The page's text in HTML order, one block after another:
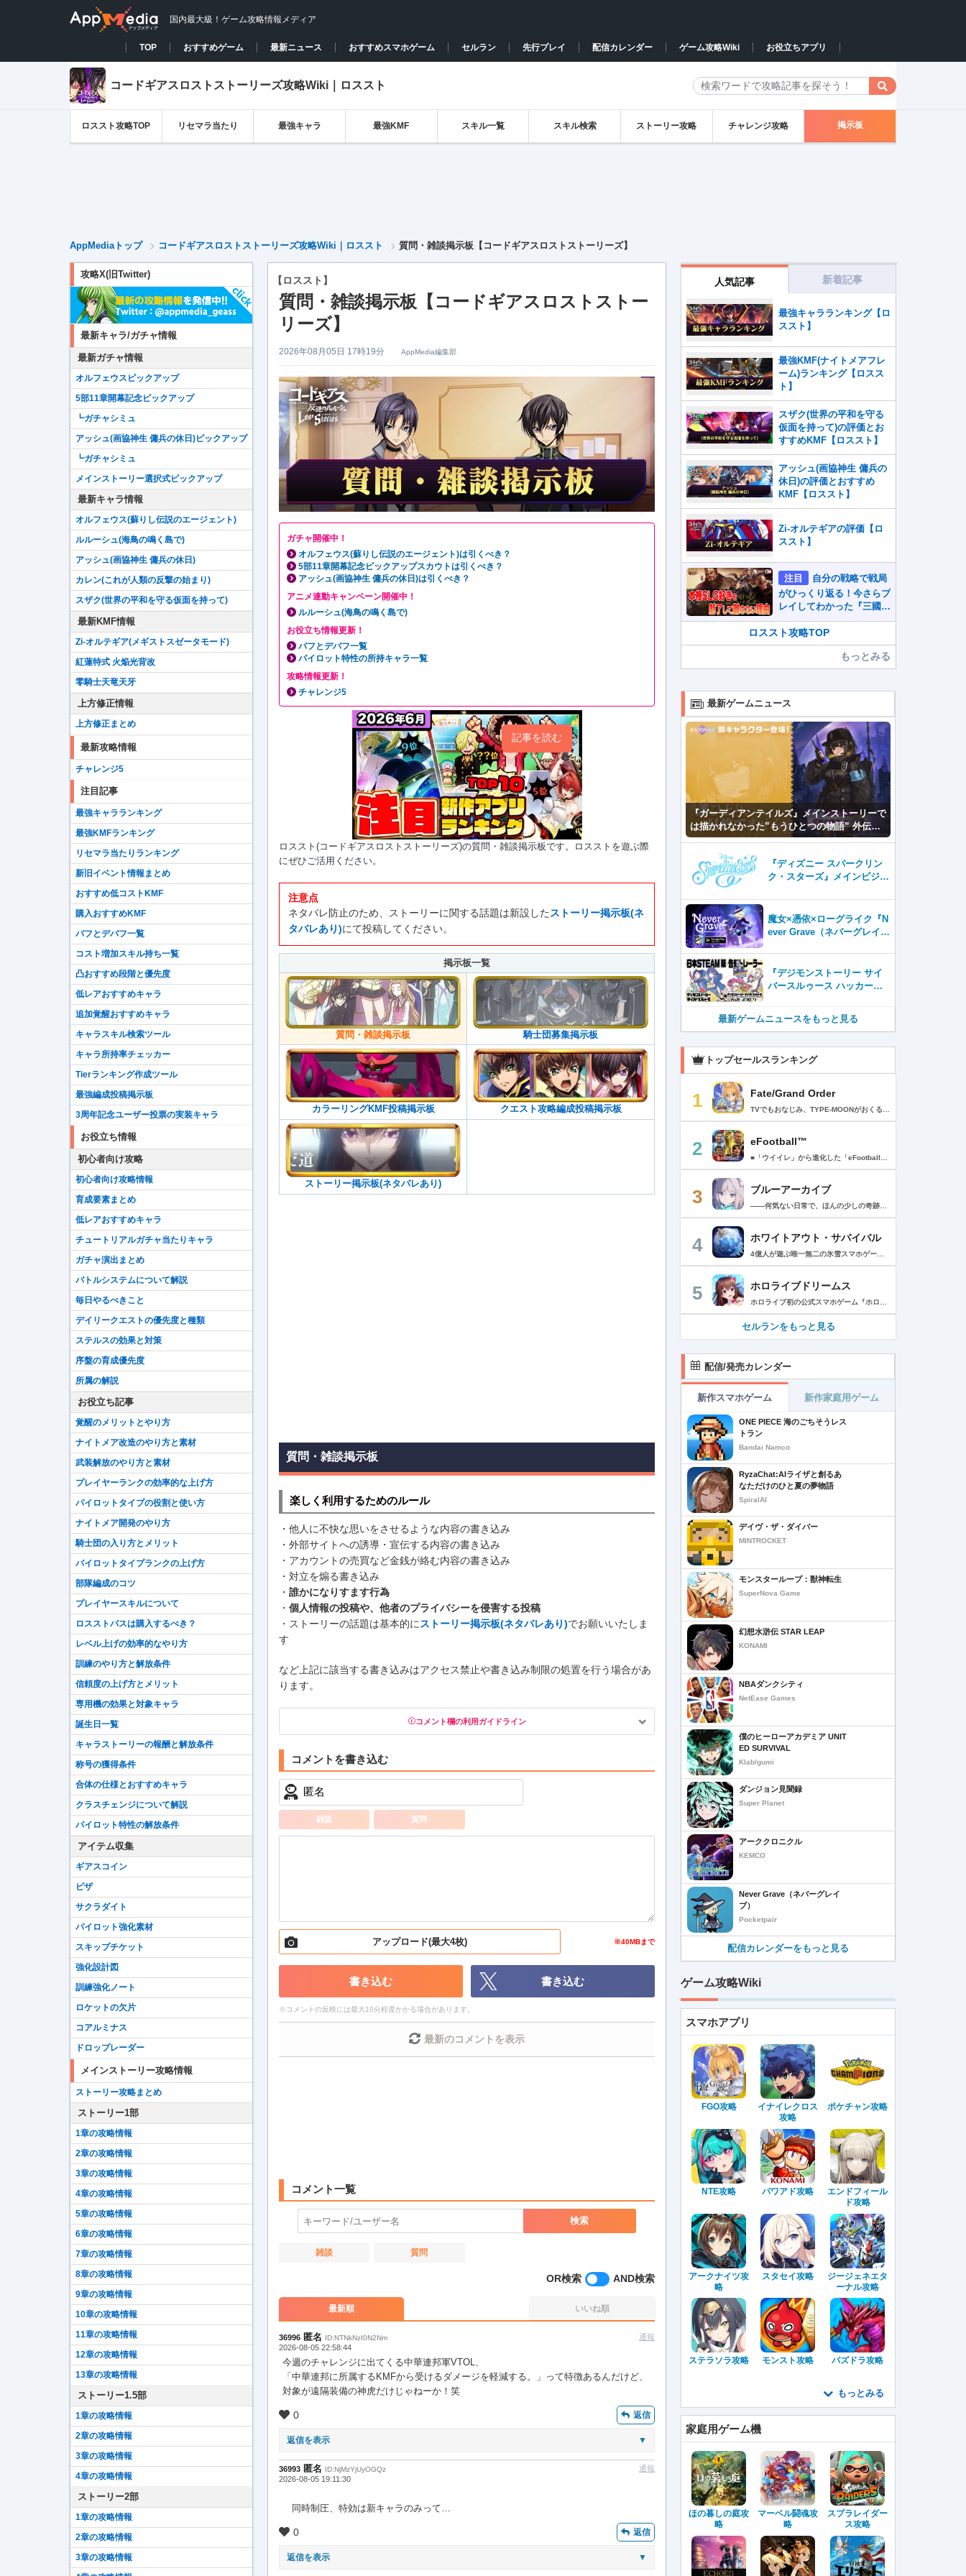
国内最大級！ゲーム攻略情報メディア
TOP おすすめゲーム 最新ニュース おすすめスマホゲーム セルラン 先行プレイ 配信カレンダー ゲーム攻略Wiki お役立ちアプリ
コードギアスロストストーリーズ攻略Wiki｜ロススト
ロススト攻略TOP リセマラ当たり 最強キャラ 最強KMF スキル一覧 スキル検索 ストーリー攻略 チャレンジ攻略 掲示板
AppMediaトップ コードギアスロストストーリーズ攻略Wiki｜ロススト 質問・雑談掲示板【コードギアスロストストーリーズ】
【ロススト】
質問・雑談掲示板【コードギアスロストストー
リーズ】
2026年08月05日 17時19分 AppMedia編集部
ガチャ開催中！
オルフェウス(蘇りし伝説のエージェント)は引くべき？
5部11章開幕記念ピックアップスカウトは引くべき？
アッシュ(画協神生 傭兵の休日)は引くべき？
アニメ連動キャンペーン開催中！
ルルーシュ(海鳥の鳴く島で)
お役立ち情報更新！
バフとデバフ一覧
パイロット特性の所持キャラ一覧
攻略情報更新！
チャレンジ5
記事を読む
ロススト(コードギアスロストストーリーズ)の質問・雑談掲示板です。ロスストを遊ぶ際
にぜひご活用ください。
注意点
ネタバレ防止のため、ストーリーに関する話題は新設した ストーリー掲示板(ネ
タバレあり)にて投稿してください。
掲示板一覧
質問・雑談掲示板 騎士団募集掲示板
カラーリングKMF投稿掲示板 クエスト攻略編成投稿掲示板
ストーリー掲示板(ネタバレあり)
質問・雑談掲示板
楽しく利用するためのルール
・他人に不快な思いをさせるような内容の書き込み
・外部サイトへの誘導・宣伝する内容の書き込み
・アカウントの売買など金銭が絡む内容の書き込み
・対立を煽る書き込み
・ 誰かになりすます行為
・ 個人情報の投稿や、他者のプライバシーを侵害する投稿
・ストーリーの話題は基本的に ストーリー掲示板(ネタバレあり)でお願いいたしま
す
など上記に該当する書き込みはアクセス禁止や書き込み制限の処置を行う場合があ
ります。
コメント欄の利用ガイドライン
以下の書き込みを禁止とし、場合によってはコメント削除や書き込み制限を行う可能
性がございます。 あらかじめご了承ください。
・公序良俗に反する投稿
・スパムなど、記事内容と関係のない投稿
・誰かになりすます行為
・その他、管理者が不適切と判断した投稿
しょうか。
コメントの削除を申請する
雑談 質問
アップロード(最大4枚) ※40MBまで
書き込む 書き込む
※コメントの反映には最大10分程度かかる場合があります。
最新のコメントを表示
検索
雑談 質問
最新順 いいね順
36996 匿名 ID:NTNkNzI0N2Nm
2026-08-05 22:58:44
通報
今週のチャレンジに出てくる中華連邦軍VTOL、
「中華連邦に所属するKMFから受けるダメージを軽減する。」って特徴あるんだけど、
対象が遠隔装備の神虎だけじゃねーか！笑
0 返信
返信を表示 ▼
36993 匿名 ID:NjMzYjUyOGQz
2026-08-05 19:11:30
通報
同時制圧、特効は新キャラのみって…
0 返信
返信を表示 ▼
攻略X(旧Twitter)
最新キャラ/ガチャ情報
最新ガチャ情報
オルフェウスピックアップ
5部11章開幕記念ピックアップ
┗ガチャシミュ
アッシュ(画協神生 傭兵の休日)ピックアップ
┗ガチャシミュ
メインストーリー選択式ピックアップ
最新キャラ情報
オルフェウス(蘇りし伝説のエージェント)
ルルーシュ(海鳥の鳴く島で)
アッシュ(画協神生 傭兵の休日)
カレン(これが人類の反撃の始まり)
スザク(世界の平和を守る仮面を持って)
最新KMF情報
Zi-オルテギア(メギストスゼータモード)
紅蓮特式 火焔光背改
零騎士天竜天牙
上方修正情報
上方修正まとめ
最新攻略情報
チャレンジ5
注目記事
最強キャラランキング
最強KMFランキング
リセマラ当たりランキング
新旧イベント情報まとめ
おすすめ低コストKMF
購入おすすめKMF
バフとデバフ一覧
コスト増加スキル持ち一覧
凸おすすめ段階と優先度
低レアおすすめキャラ
追加覚醒おすすめキャラ
キャラスキル検索ツール
キャラ所持率チェッカー
Tierランキング作成ツール
最強編成投稿掲示板
3周年記念ユーザー投票の実装キャラ
お役立ち情報
初心者向け攻略
初心者向け攻略情報
育成要素まとめ
低レアおすすめキャラ
チュートリアルガチャ当たりキャラ
ガチャ演出まとめ
バトルシステムについて解説
毎日やるべきこと
デイリークエストの優先度と種類
ステルスの効果と対策
序盤の育成優先度
所属の解説
お役立ち記事
覚醒のメリットとやり方
ナイトメア改造のやり方と素材
武装解放のやり方と素材
プレイヤーランクの効率的な上げ方
パイロットタイプの役割と使い方
ナイトメア開発のやり方
騎士団の入り方とメリット
パイロットタイプランクの上げ方
部隊編成のコツ
プレイヤースキルについて
ロスストパスは購入するべき？
レベル上げの効率的なやり方
訓練のやり方と解放条件
信頼度の上げ方とメリット
専用機の効果と対象キャラ
誕生日一覧
キャラストーリーの報酬と解放条件
称号の獲得条件
合体の仕様とおすすめキャラ
クラスチェンジについて解説
パイロット特性の解放条件
アイテム収集
ギアスコイン
ピザ
サクラダイト
パイロット強化素材
スキップチケット
強化設計図
訓練強化ノート
ロケットの欠片
コアルミナス
ドロップレーダー
メインストーリー攻略情報
ストーリー攻略まとめ
ストーリー1部
1章の攻略情報
2章の攻略情報
3章の攻略情報
4章の攻略情報
5章の攻略情報
6章の攻略情報
7章の攻略情報
8章の攻略情報
9章の攻略情報
10章の攻略情報
11章の攻略情報
12章の攻略情報
13章の攻略情報
ストーリー1.5部
1章の攻略情報
2章の攻略情報
3章の攻略情報
4章の攻略情報
ストーリー2部
1章の攻略情報
2章の攻略情報
3章の攻略情報
人気記事 新着記事
最強キャラランキング【ロ
ススト】
最強KMF(ナイトメアフレ
ーム)ランキング【ロスス
ト】
スザク(世界の平和を守る
仮面を持って)の評価とお
すすめKMF【ロススト】
アッシュ(画協神生 傭兵の
休日)の評価とおすすめ
KMF【ロススト】
Zi-オルテギアの評価【ロ
ススト】
注目
自分の戦略で戦局
がひっくり返る！今さらプ
レイしてわかった『三國志
真戦』が本格SLG好きを
魅了して離さないワケ
ロススト攻略TOP
もっとみる
最新ゲームニュース
『ガーディアンテイルズ』メインストーリーで
は描かれなかった”もうひとつの物語” 外伝
「応答せよ！カンタベリー」公開！
『ディズニー スパークリン
ク・スターズ』メインビジュ
始！
魔女×憑依×ローグライク『N
ever Grave（ネバーグレイ
『デジモンストーリー サイ
バースルゥース ハッカーズ
最新ゲームニュースをもっと見る
トップセールスランキング
1 Fate/Grand Order
2 eFootball™
3 ブルーアーカイブ
4 ホワイトアウト・サバイバル
5 ホロライブドリームス
セルランをもっと見る
配信/発売カレンダー
新作スマホゲーム 新作家庭用ゲーム
ONE PIECE 海のごちそうレス
トラン
Bandai Namco
RyzaChat:AIライザと創るあ
なただけのひと夏の夢物語
SpiralAI
デイヴ・ザ・ダイバー
MINTROCKET
モンスターループ：獣神転生
SuperNova Game
幻想水滸伝 STAR LEAP
KONAMI
NBAダンクシティ
NetEase Games
僕のヒーローアカデミア UNIT
ED SURVIVAL
Klab/gumi
ダンジョン見聞録
Super Planet
アーククロニクル
KEMCO
Never Grave（ネバーグレイ
ブ）
Pocketpair
配信カレンダーをもっと見る
ゲーム攻略Wiki
スマホアプリ
FGO攻略
イナイレクロス
攻略
ポケチャン攻略
NTE攻略 パワアド攻略
エンドフィール
ド攻略
アークナイツ攻
略
スタセイ攻略
ジージェネエタ
ーナル攻略
ステラソラ攻略 モンスト攻略 パズドラ攻略
もっとみる
家庭用ゲーム機
ほの暮しの庭攻
略
マーベル闘魂攻
略
スプラレイダー
ス攻略